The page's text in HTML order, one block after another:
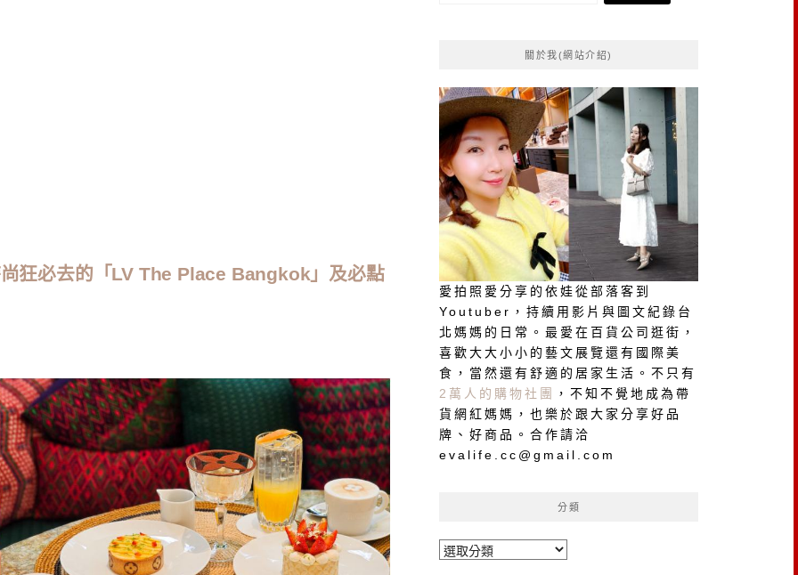
狂必去的「LV The Place Bangkok」及必點
關於我(網站介紹)
愛拍照愛分享的依娃從部落客到
Youtuber，持續用影片與圖文紀錄台
北媽媽的日常。最愛在百貨公司逛街，
喜歡大大小小的藝文展覽還有國際美
食，當然還有舒適的居家生活。不只有
2萬人的購物社團
，不知不覺地成為帶
貨網紅媽媽，也樂於跟大家分享好品
牌、好商品。合作請洽
evalife.cc@gmail.com
分類
分